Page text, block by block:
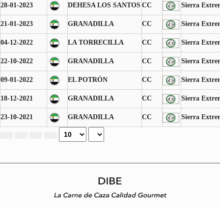
28-01-2023 DEHESA LOS SANTOS CC Sierra
21-01-2023 GRANADILLA CC Sierra
04-12-2022 LA TORRECILLA CC Sierra
22-10-2022 GRANADILLA CC Sierra
09-01-2022 EL POTRÓN CC Sierra
18-12-2021 GRANADILLA CC Sierra
23-10-2021 GRANADILLA CC Sierra